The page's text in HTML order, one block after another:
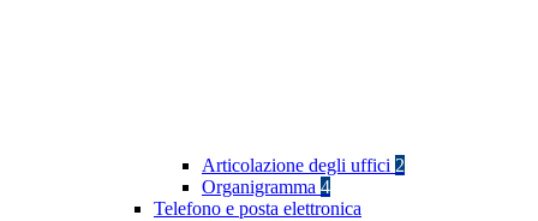
Articolazione degli uffici 2
Organigramma 4
Telefono e posta elettronica